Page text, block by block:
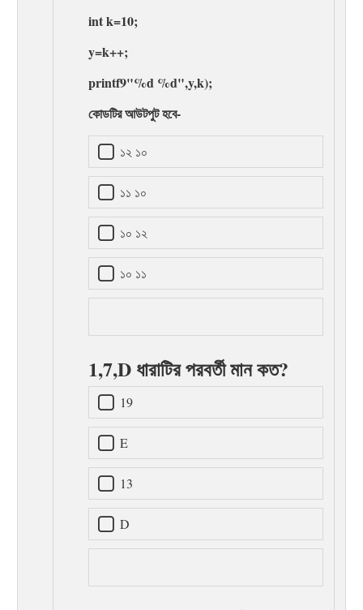
int k=10;
y=k++;
printf9"%d %d",y,k);
কোডটির আউটপুট হবে-
১২ ১০
১১ ১০
১০ ১২
১০ ১১
1,7,D ধারাটির পরবর্তী মান কত?
19
E
13
D